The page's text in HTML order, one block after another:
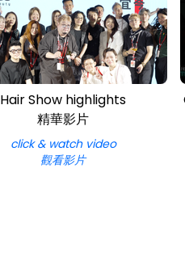
Hair Show highlights
精華影片
click & watch video
觀看影片